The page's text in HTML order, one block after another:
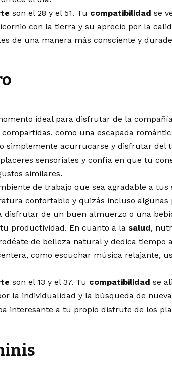
son el 28 y el 51. Tu compatibilidad se
con la tierra y su aprecio por la
de una manera más consciente y
ideal para disfrutar de la
como una escapada
simplemente acurrucarse y disfrutar del
sensoriales y confía en que tu
similares.
de trabajo que sea agradable a tus
confortable y quizás incluso algunas
disfrutar de un buen almuerzo o una
productividad. En cuanto a la salud,
de belleza natural y dedica tiempo
como escuchar música relajante,
son el 13 y el 37. Tu compatibilidad se
la individualidad y la búsqueda de
interesante a tu propio disfrute de los